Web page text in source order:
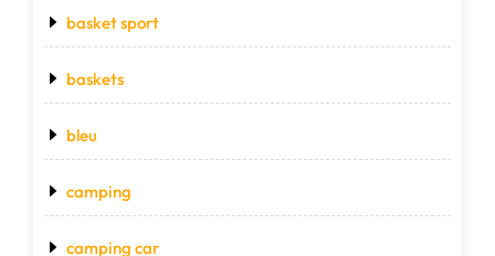
basket sport
baskets
bleu
camping
camping car